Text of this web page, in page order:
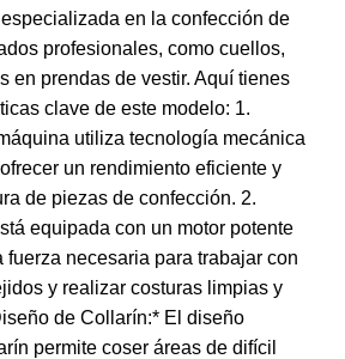
en la confección de
profesionales, como cuellos,
en prendas de vestir. Aquí tienes
clave de este modelo: 1.
utiliza tecnología mecánica
un rendimiento eficiente y
de piezas de confección. 2.
equipada con un motor potente
fuerza necesaria para trabajar con
y realizar costuras limpias y
de Collarín:* El diseño
permite coser áreas de difícil